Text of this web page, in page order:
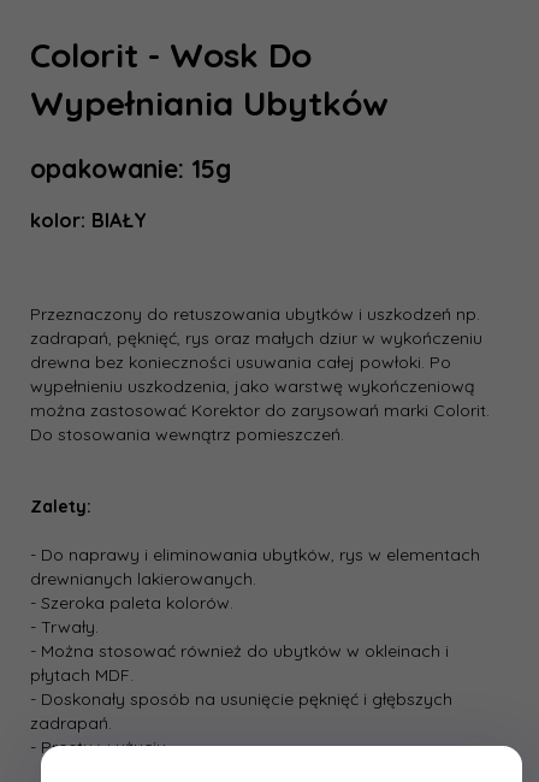
Colorit - Wosk Do
Wypełniania Ubytków
opakowanie: 15g
kolor: BIAŁY
Przeznaczony do retuszowania ubytków i uszkodzeń np.
zadrapań, pęknięć, rys oraz małych dziur w wykończeniu
drewna bez konieczności usuwania całej powłoki. Po
wypełnieniu uszkodzenia, jako warstwę wykończeniową
można zastosować Korektor do zarysowań marki Colorit.
Do stosowania wewnątrz pomieszczeń.
Zalety:
- Do naprawy i eliminowania ubytków, rys w elementach
drewnianych lakierowanych.
- Szeroka paleta kolorów.
- Trwały.
- Można stosować również do ubytków w okleinach i
płytach MDF.
- Doskonały sposób na usunięcie pęknięć i głębszych
zadrapań.
- Prosty w użyciu.